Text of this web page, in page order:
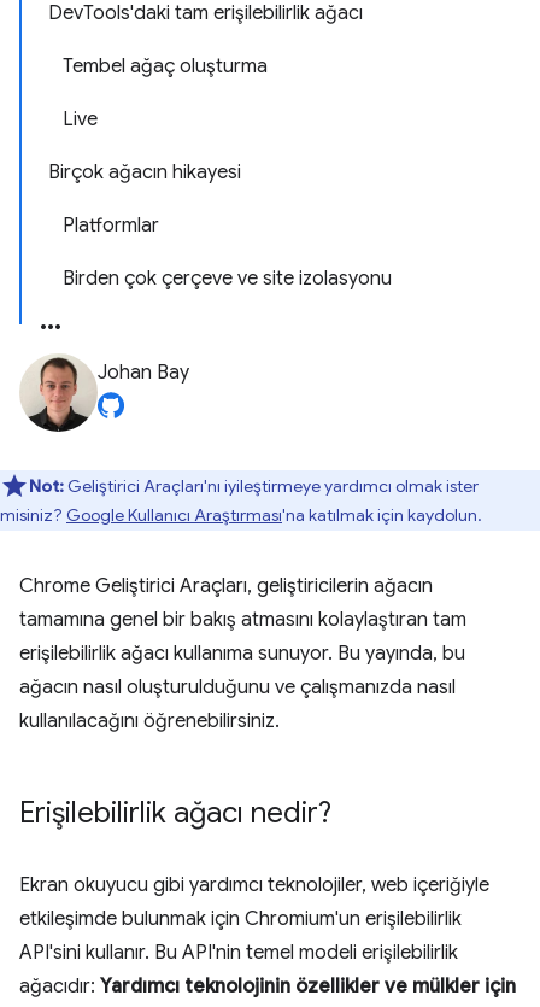
DevTools'daki tam erişilebilirlik ağacı
Tembel ağaç oluşturma
Live
Birçok ağacın hikayesi
Platformlar
Birden çok çerçeve ve site izolasyonu
Johan Bay
Not: Geliştirici Araçları'nı iyileştirmeye yardımcı olmak ister
misiniz? Google Kullanıcı Araştırması'na katılmak için kaydolun.
Chrome Geliştirici Araçları, geliştiricilerin ağacın
tamamına genel bir bakış atmasını kolaylaştıran tam
erişilebilirlik ağacı kullanıma sunuyor. Bu yayında, bu
ağacın nasıl oluşturulduğunu ve çalışmanızda nasıl
kullanılacağını öğrenebilirsiniz.
Erişilebilirlik ağacı nedir?
Ekran okuyucu gibi yardımcı teknolojiler, web içeriğiyle
etkileşimde bulunmak için Chromium'un erişilebilirlik
API'sini kullanır. Bu API'nin temel modeli erişilebilirlik
ağacıdır: Yardımcı teknolojinin özellikler ve mülkler için